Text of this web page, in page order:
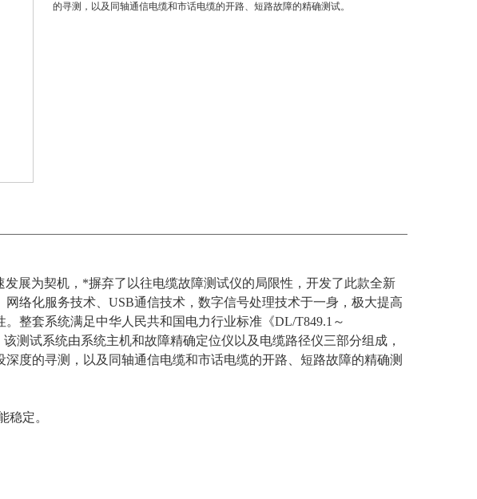
的寻测，以及同轴通信电缆和市话电缆的开路、短路故障的精确测试。
展为契机，*摒弃了以往电缆故障测试仪的局限性，开发了此款全新
络化服务技术、USB通信技术，数字信号处理技术于一身，极大提高
整套系统满足中华人民共和国电力行业标准《DL/T849.1～
测试系统由系统主机和故障精确定位仪以及电缆路径仪三部分组成，
度的寻测，以及同轴通信电缆和市话电缆的开路、短路故障的精确测
稳定。